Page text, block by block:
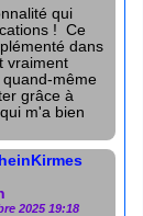
qui
! Ce
dans
vraiment
même
grâce à
m'a bien
2025 19:18